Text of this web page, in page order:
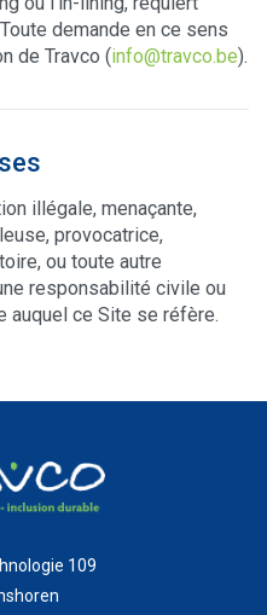
demande en ce sens
de Travco (info@travco.be).
illégale, menaçante,
provocatrice,
ou toute autre
responsabilité civile ou
auquel ce Site se réfère.
109